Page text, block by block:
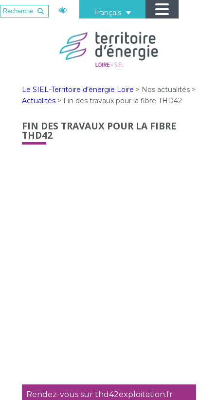
Français
Le SIEL-Territoire d’énergie Loire > Nos actualités>
Actualités > Fin des travaux pour la fibre THD42
FIN DES TRAVAUX POUR LA FIBRE
THD42
Rendez-vous sur thd42exploitation.fr